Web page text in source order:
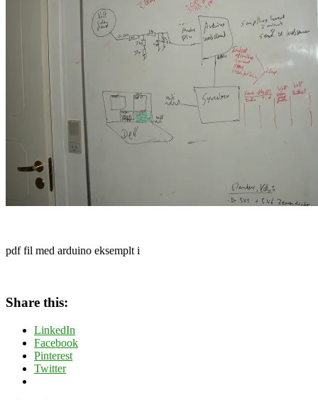
pdf fil med arduino eksemplt i
Share this:
LinkedIn
Facebook
Pinterest
Twitter